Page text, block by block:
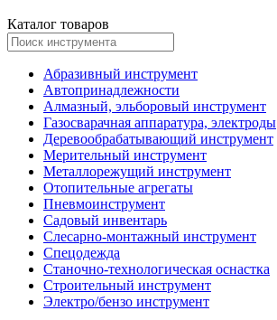
Каталог товаров
Абразивный инструмент
Автопринадлежности
Алмазный, эльборовый инструмент
Газосварачная аппаратура, электроды
Деревообрабатывающий инструмент
Мерительный инструмент
Металлорежущий инструмент
Отопительные агрегаты
Пневмоинструмент
Садовый инвентарь
Слесарно-монтажный инструмент
Спецодежда
Станочно-технологическая оснастка
Строительный инструмент
Электро/бензо инструмент